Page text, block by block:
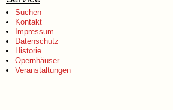
Suchen
Kontakt
Impressum
Datenschutz
Historie
Opernhäuser
Veranstaltungen